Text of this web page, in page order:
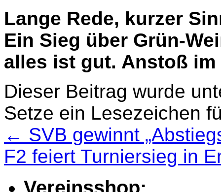
Lange Rede, kurzer
Ein Sieg über Grün-
alles ist gut. Anstoß
Dieser Beitrag wurde
Setze ein Lesezeichen
← SVB gewinnt
F2 feiert Turniersieg in